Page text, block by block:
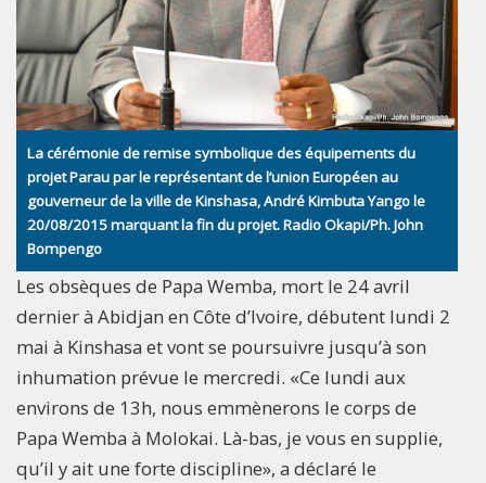
La cérémonie de remise symbolique des équipements du
projet Parau par le représentant de l’union Européen au
gouverneur de la ville de Kinshasa, André Kimbuta Yango le
20/08/2015 marquant la fin du projet. Radio Okapi/Ph. John
Bompengo
Les obsèques de Papa Wemba, mort le 24 avril
dernier à Abidjan en Côte d’Ivoire, débutent lundi 2
mai à Kinshasa et vont se poursuivre jusqu’à son
inhumation prévue le mercredi. «Ce lundi aux
environs de 13h, nous emmènerons le corps de
Papa Wemba à Molokai. Là-bas, je vous en supplie,
qu’il y ait une forte discipline», a déclaré le